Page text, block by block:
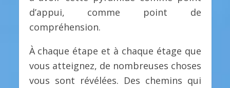
d’appui, comme point de
compréhension.
À chaque étape et à chaque étage que
vous atteignez, de nombreuses choses
vous sont révélées. Des chemins qui